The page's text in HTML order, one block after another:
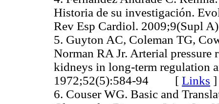
Historia de su investigación.
Rev Esp Cardiol.
5. Guyton AC, Coleman TG,
Norman RA Jr. Arterial
kidneys in long-term regulation
1972;52(5):584-94 [ Links ]
6. Couser WG. Basic and